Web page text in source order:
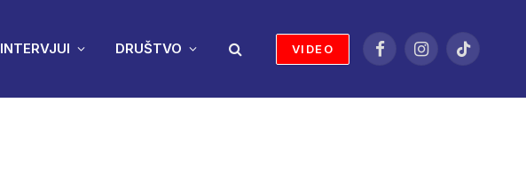
INTERVJUI DRUŠTVO VIDEO
FacebookInstagramTikTok